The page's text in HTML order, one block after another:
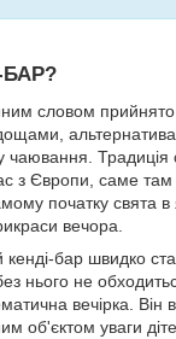
БАР?
словом
чаювання. Традиція
з Європи, саме там
початку свята в
вечора.
кенді-бар швидко
без нього не
вечірка. Він
об'єктом уваги